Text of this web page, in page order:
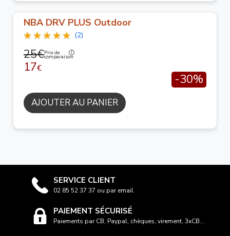
NBA DRV PLUS Outdoor
(2)
25€Prix de
comparaison
17€
-30%
AJOUTER AU PANIER
SERVICE CLIENT
02 85 52 37 37 ou par email
PAIEMENT SÉCURISÉ
Paiements par CB, Paypal, chèques, virement, 3xCB...